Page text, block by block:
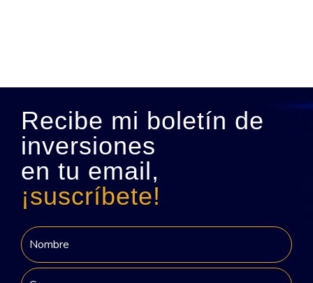
Recibe mi boletín de
inversiones
en tu email,
¡suscríbete!